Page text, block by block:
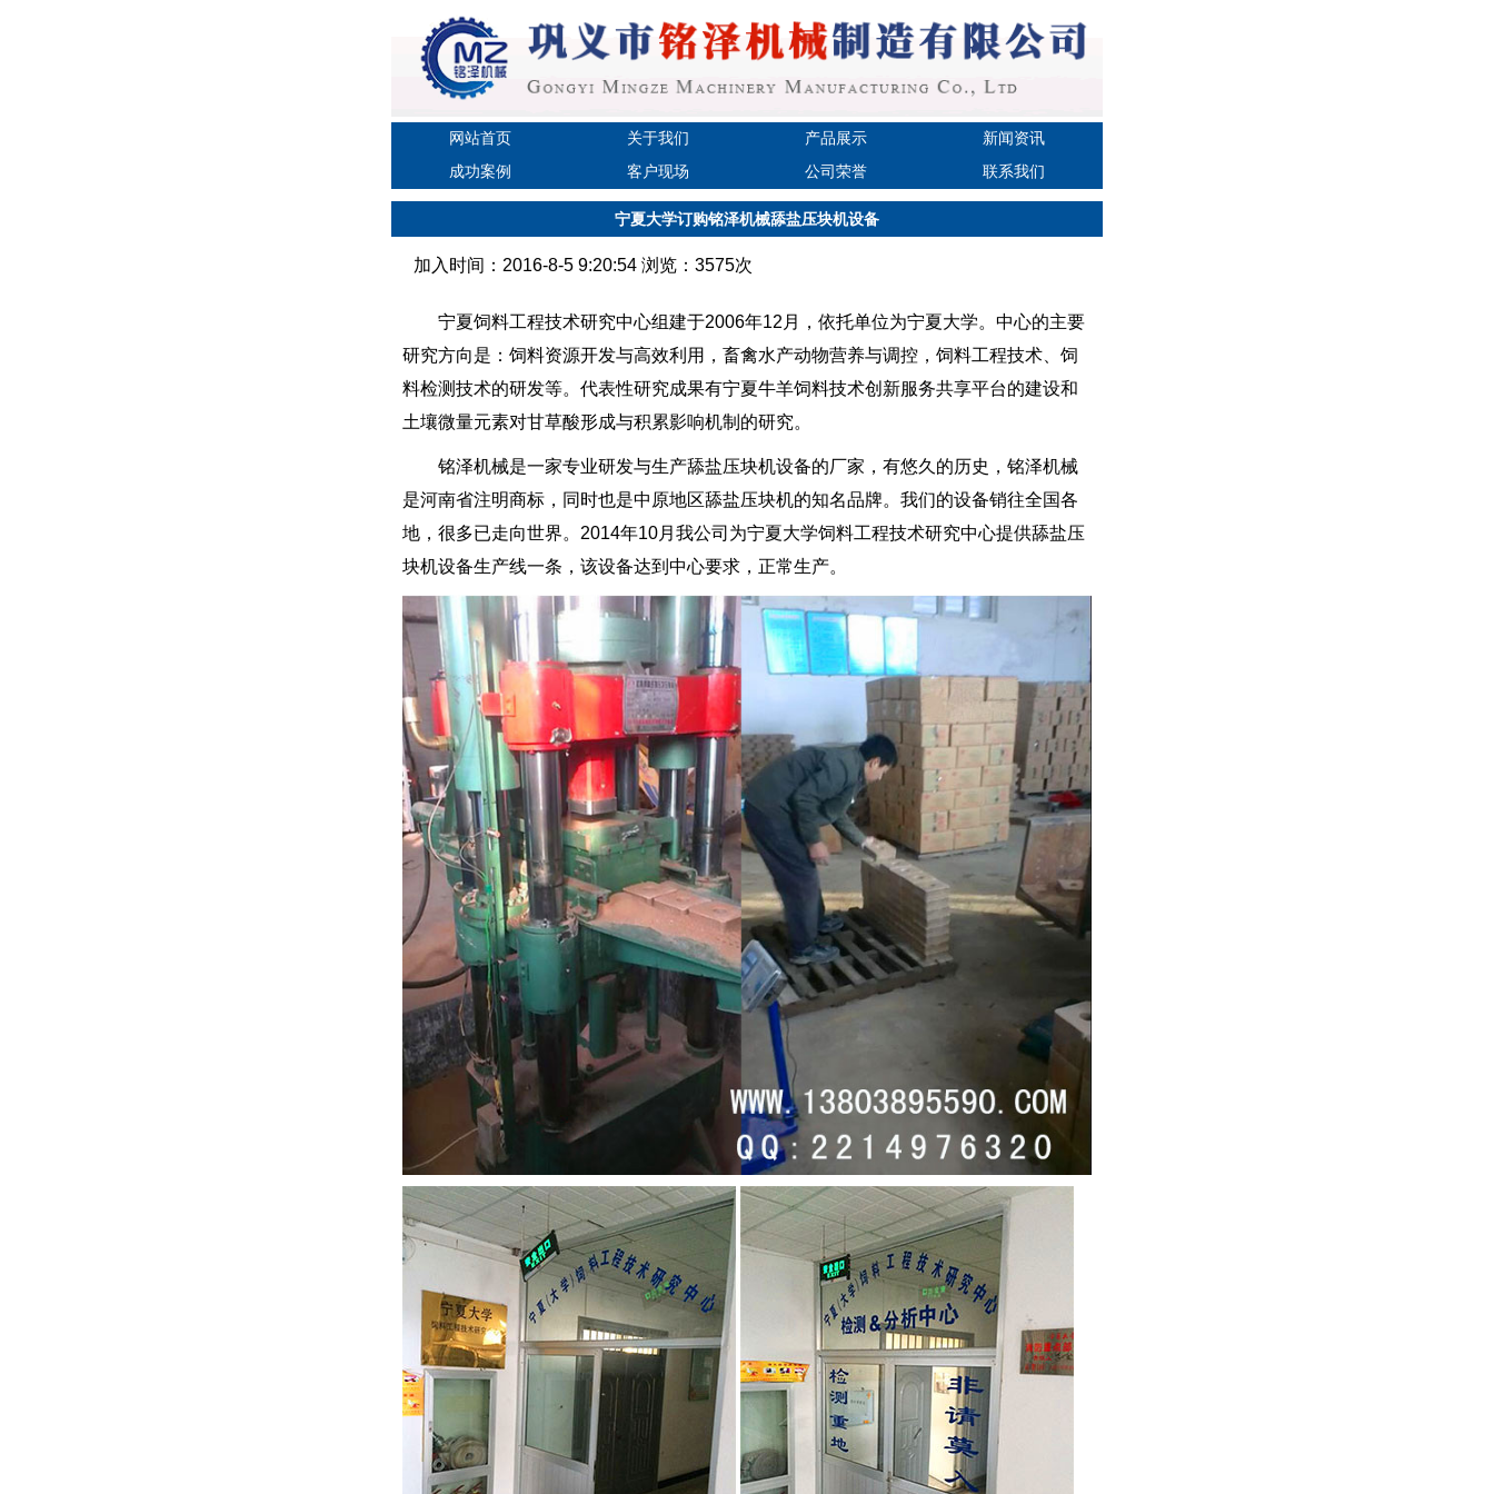
网站首页 关于我们 产品展示
新闻资讯
成功案例
客户现场 公司荣誉 联系我们
宁夏大学订购铭泽机械舔盐压块机设备
加入时间：2016-8-5 9:20:54 浏览：3575次
宁夏饲料工程技术研究中心组建于2006年12月，依托单位为宁夏大学。中心的主要
研究方向是：饲料资源开发与高效利用，畜禽水产动物营养与调控，饲料工程技术、饲
料检测技术的研发等。代表性研究成果有宁夏牛羊饲料技术创新服务共享平台的建设和
土壤微量元素对甘草酸形成与积累影响机制的研究。
铭泽机械是一家专业研发与生产舔盐压块机设备的厂家，有悠久的历史，铭泽机械
是河南省注明商标，同时也是中原地区舔盐压块机的知名品牌。我们的设备销往全国各
地，很多已走向世界。2014年10月我公司为宁夏大学饲料工程技术研究中心提供舔盐压
块机设备生产线一条，该设备达到中心要求，正常生产。